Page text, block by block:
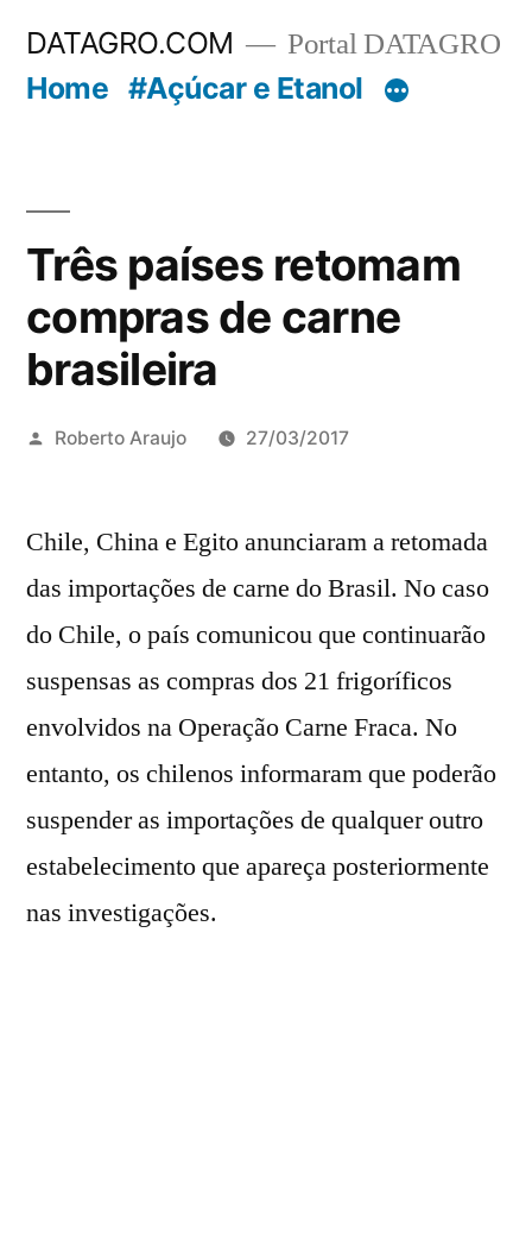
DATAGRO.COM Portal DATAGRO
Home #Açúcar e Etanol
Três países retomam
compras de carne
brasileira
Publicado
Roberto Araujo 27/03/2017
Chile, China e Egito anunciaram a retomada
das importações de carne do Brasil. No caso
do Chile, o país comunicou que continuarão
suspensas as compras dos 21 frigoríficos
envolvidos na Operação Carne Fraca. No
entanto, os chilenos informaram que poderão
suspender as importações de qualquer outro
estabelecimento que apareça posteriormente
nas investigações.